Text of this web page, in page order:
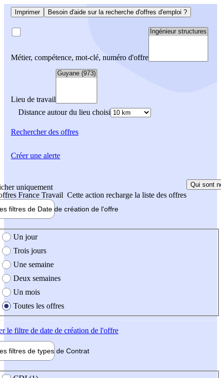
Imprimer Besoin d'aide sur la recherche d'offres d'emploi ?
Métier, compétence, mot-clé, numéro d'offre
Lieu de travail
Distance autour du lieu choisi
Rechercherdes offres
uniquement
France Travail Cette action recharge la liste des offres
Qui sont
filtres de Date de création de l'offre
création de l'offre
Un jour
Trois jours
Une semaine
Deux semaines
Un mois
Toutes les offres
le filtre de date de création de l'offre
filtres de types de Contrat
Créer une alerte